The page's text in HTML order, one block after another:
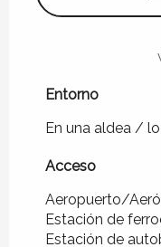
Entorno
Entorno
En una aldea /
Acceso
Acceso
Aeropuerto/
Estación de
Estación de